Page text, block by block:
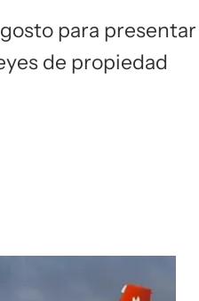
para presentar
de propiedad